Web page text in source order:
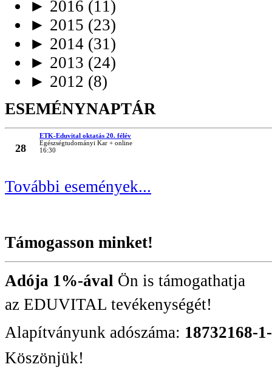
► 2016 (11)
► 2015 (23)
► 2014 (31)
► 2013 (24)
► 2012 (8)
ESEMÉNYNAPTÁR
28
ETK-Eduvital oktatás 20. félév
Egészségtudományi Kar + online
16:30
További események...
Támogasson minket!
Adója 1%-ával Ön is támogathatja
az EDUVITAL tevékenységét!
Alapítványunk adószáma: 18732168-
Köszönjük!